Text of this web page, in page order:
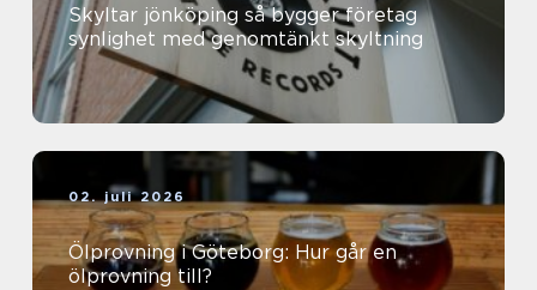
Skyltar jönköping så bygger företag
synlighet med genomtänkt skyltning
02. juli 2026
Ölprovning i Göteborg: Hur går en
ölprovning till?